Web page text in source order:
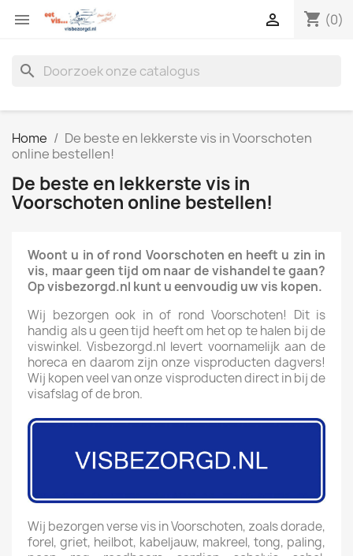
 shopping_cart (0)

search
Home
De beste en lekkerste vis in Voorschoten
online bestellen!
De beste en lekkerste vis in
Voorschoten online bestellen!
Woont u in of rond Voorschoten en heeft u zin in
vis, maar geen tijd om naar de vishandel te gaan?
Op visbezorgd.nl kunt u eenvoudig uw vis kopen.
Wij bezorgen ook in of rond Voorschoten! Dit is
handig als u geen tijd heeft om het op te halen bij de
viswinkel. Visbezorgd.nl levert voornamelijk aan de
horeca en daarom zijn onze visproducten dagvers!
Wij kopen veel van onze visproducten direct in bij de
visafslag of de bron.
Wij bezorgen verse vis in Voorschoten, zoals dorade,
forel, griet, heilbot, kabeljauw, makreel, tong, paling,